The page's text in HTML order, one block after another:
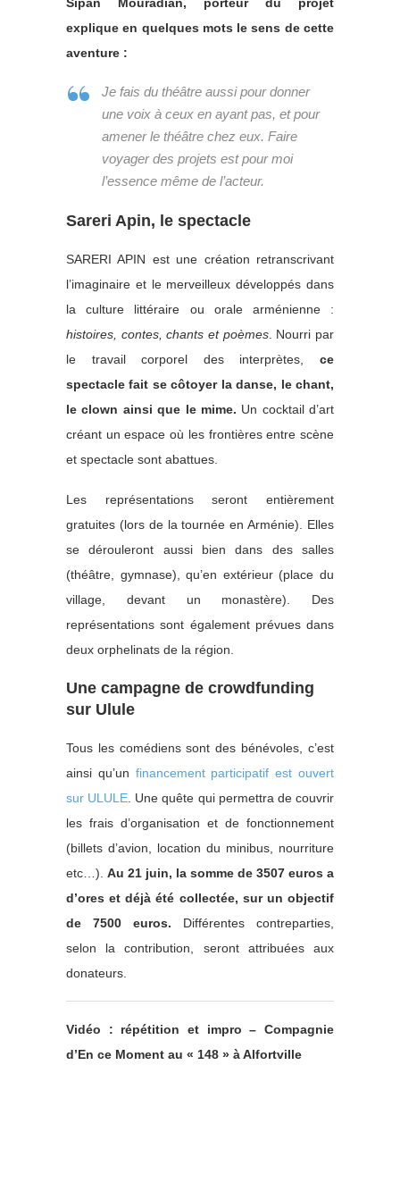
explique en quelques mots le sens de cette
aventure :
Je fais du théâtre aussi pour donner
une voix à ceux en ayant pas, et pour
amener le théâtre chez eux. Faire
voyager des projets est pour moi
l’essence même de l’acteur.
Sareri Apin, le spectacle
SARERI APIN est une création retranscrivant
l’imaginaire et le merveilleux développés dans
la culture littéraire ou orale arménienne :
histoires, contes, chants et poèmes. Nourri par
le travail corporel des interprètes, ce
spectacle fait se côtoyer la danse, le chant,
le clown ainsi que le mime. Un cocktail d’art
créant un espace où les frontières entre scène
et spectacle sont abattues.
Les représentations seront entièrement
gratuites (lors de la tournée en Arménie). Elles
se dérouleront aussi bien dans des salles
(théâtre, gymnase), qu’en extérieur (place du
village, devant un monastère). Des
représentations sont également prévues dans
deux orphelinats de la région.
Une campagne de crowdfunding
sur Ulule
Tous les comédiens sont des bénévoles, c’est
ainsi qu’un financement participatif est ouvert
sur ULULE . Une quête qui permettra de couvrir
les frais d’organisation et de fonctionnement
(billets d’avion, location du minibus, nourriture
etc…). Au 21 juin, la somme de 3507 euros a
d’ores et déjà été collectée, sur un objectif
de 7500 euros. Différentes contreparties,
selon la contribution, seront attribuées aux
donateurs.
Vidéo : répétition et impro – Compagnie
d’En ce Moment au « 148 » à Alfortville